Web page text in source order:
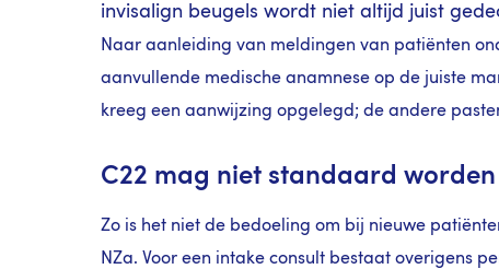
invisalign beugels wordt niet altijd juist
Naar aanleiding van meldingen van patiënten
aanvullende medische anamnese op de juiste
kreeg een aanwijzing opgelegd; de andere
C22 mag niet standaard
Zo is het niet de bedoeling om bij nieuwe
NZa. Voor een intake consult bestaat overigens